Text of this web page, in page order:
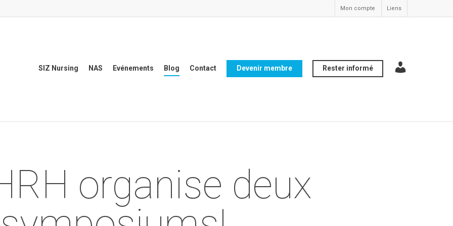
Mon compte Liens
SIZ Nursing NAS Evénements Blog Contact Devenir membre Rester informé
organise deux